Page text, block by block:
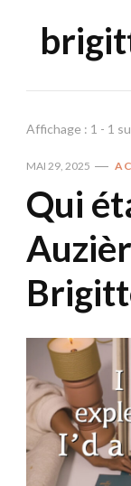
Affichage : 1 - 1
MAI 29, 2025
Qui